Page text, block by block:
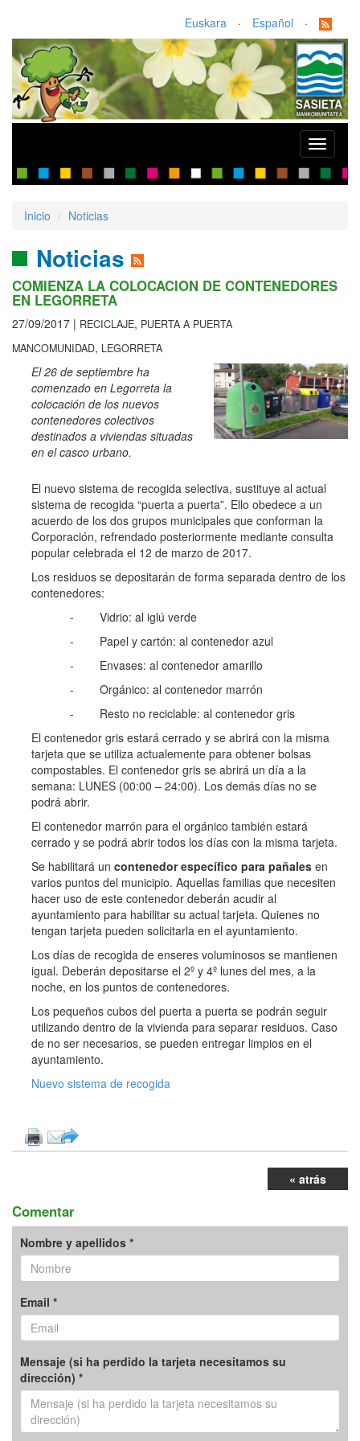
Euskara · Español ·
Toggle
Inicio Noticias
Noticias
COMIENZA LA COLOCACION DE CONTENEDORES
EN LEGORRETA
27/09/2017 | RECICLAJE, PUERTA A PUERTA
MANCOMUNIDAD, LEGORRETA
El 26 de septiembre ha
comenzado en Legorreta la
colocación de los nuevos
contenedores colectivos
destinados a viviendas situadas
en el casco urbano.
El nuevo sistema de recogida selectiva, sustituye al actual
sistema de recogida “puerta a puerta”. Ello obedece a un
acuerdo de los dos grupos municipales que conforman la
Corporación, refrendado posteriormente mediante consulta
popular celebrada el 12 de marzo de 2017.
Los residuos se depositarán de forma separada dentro de los
contenedores:
- Vidrio: al iglú verde
- Papel y cartón: al contenedor azul
- Envases: al contenedor amarillo
- Orgánico: al contenedor marrón
- Resto no reciclable: al contenedor gris
El contenedor gris estará cerrado y se abrirá con la misma
tarjeta que se utiliza actualemente para obtener bolsas
compostables. El contenedor gris se abrirá un día a la
semana: LUNES (00:00 – 24:00). Los demás días no se
podrá abrir.
El contenedor marrón para el orgánico también estará
cerrado y se podrá abrir todos los días con la misma tarjeta.
Se habilitará un contenedor específico para pañales en
varios puntos del municipio. Aquellas familias que necesiten
hacer uso de este contenedor deberán acudir al
ayuntamiento para habilitar su actual tarjeta. Quienes no
tengan tarjeta pueden solicitarla en el ayuntamiento.
Los días de recogida de enseres voluminosos se mantienen
igual. Deberán depositarse el 2º y 4º lunes del mes, a la
noche, en los puntos de contenedores.
Los pequeños cubos del puerta a puerta se podrán seguir
utilizando dentro de la vivienda para separar residuos. Caso
de no ser necesarios, se pueden entregar limpios en el
ayuntamiento.
Nuevo sistema de recogida
« atrás
Comentar
Nombre y apellidos *
Email *
Mensaje (si ha perdido la tarjeta necesitamos su
dirección) *